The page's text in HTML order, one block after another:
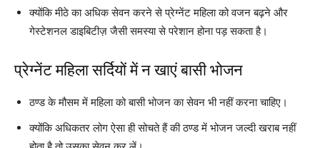
क्योंकि मीठे का अधिक सेवन करने से प्रेग्नेंट महिला को वजन बढ़ने और
गेस्टेशनल डाइबिटीज़ जैसी समस्या से परेशान होना पड़ सकता है।
प्रेग्नेंट महिला सर्दियों में न खाएं बासी भोजन
ठण्ड के मौसम में महिला को बासी भोजन का सेवन भी नहीं करना चाहिए।
क्योंकि अधिकतर लोग ऐसा ही सोचते हैं की ठण्ड में भोजन जल्दी खराब नहीं